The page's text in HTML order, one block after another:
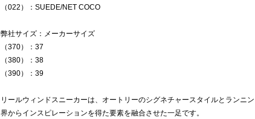
（022）：SUEDE/NET COCO
弊社サイズ：メーカーサイズ
（370）：37
（380）：38
（390）：39
リールウィンドスニーカーは、オートリーのシグネチャースタイルとランニ
界からインスピレーションを得た要素を融合させた一足です。